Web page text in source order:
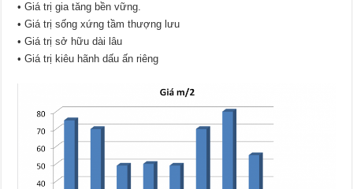
• Giá trị gia tăng bền vững.
• Giá trị sống xứng tầm thượng lưu
• Giá trị sở hữu dài lâu
• Giá trị kiêu hãnh dấu ấn riêng